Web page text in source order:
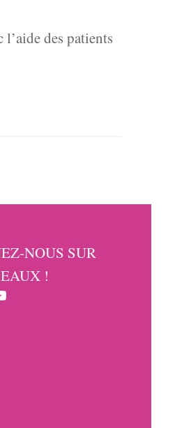
des patients
NOUS SUR
!